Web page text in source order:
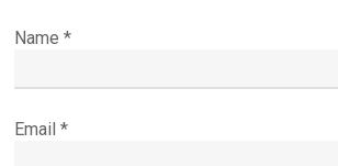
Name*
Email*